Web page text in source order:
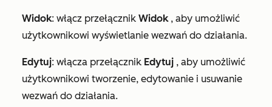
Widok: włącz przełącznik Widok, aby umożliwić
użytkownikowi wyświetlanie wezwań do działania.
Edytuj: włącza przełącznik Edytuj , aby umożliwić
użytkownikowi tworzenie, edytowanie i usuwanie
wezwań do działania.